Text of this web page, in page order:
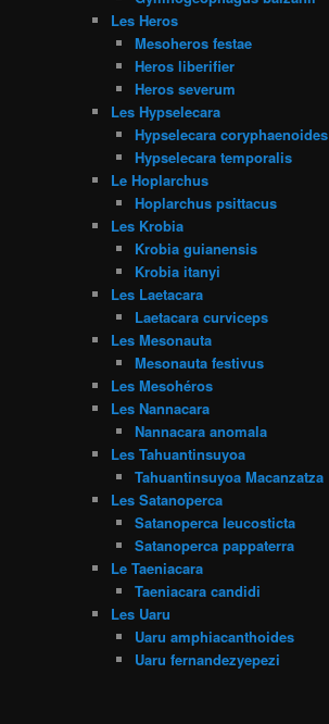
Les Heros
Mesoheros festae
Heros liberifier
Heros severum
Les Hypselecara
Hypselecara coryphaenoides
Hypselecara temporalis
Le Hoplarchus
Hoplarchus psittacus
Les Krobia
Krobia guianensis
Krobia itanyi
Les Laetacara
Laetacara curviceps
Les Mesonauta
Mesonauta festivus
Les Mesohéros
Les Nannacara
Nannacara anomala
Les Tahuantinsuyoa
Tahuantinsuyoa Macanzatza
Les Satanoperca
Satanoperca leucosticta
Satanoperca pappaterra
Le Taeniacara
Taeniacara candidi
Les Uaru
Uaru amphiacanthoides
Uaru fernandezyepezi